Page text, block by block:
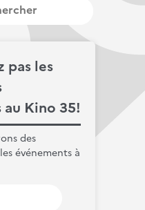
pas les
Kino 35!
des
événements à